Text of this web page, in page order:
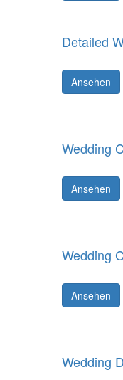
Detailed
Ansehen
Wedding
Ansehen
Wedding
Ansehen
Wedding